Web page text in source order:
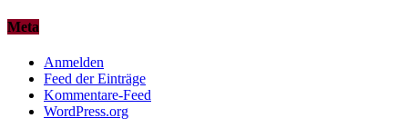
Meta
Anmelden
Feed der Einträge
Kommentare-Feed
WordPress.org